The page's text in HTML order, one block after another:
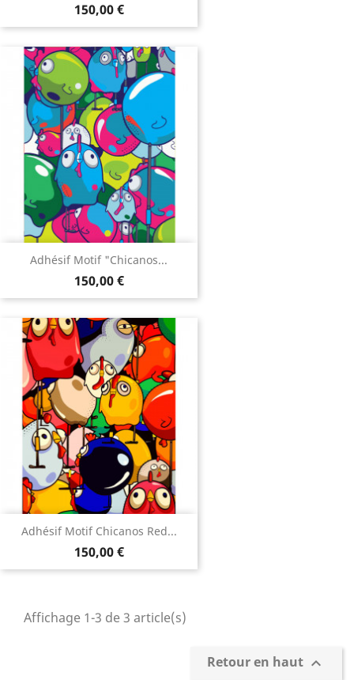
150,00 €
Adhésif Motif "Chicanos...
150,00 €
Adhésif Motif Chicanos Red...
150,00 €
Affichage 1-3 de 3 article(s)
Retour en haut 